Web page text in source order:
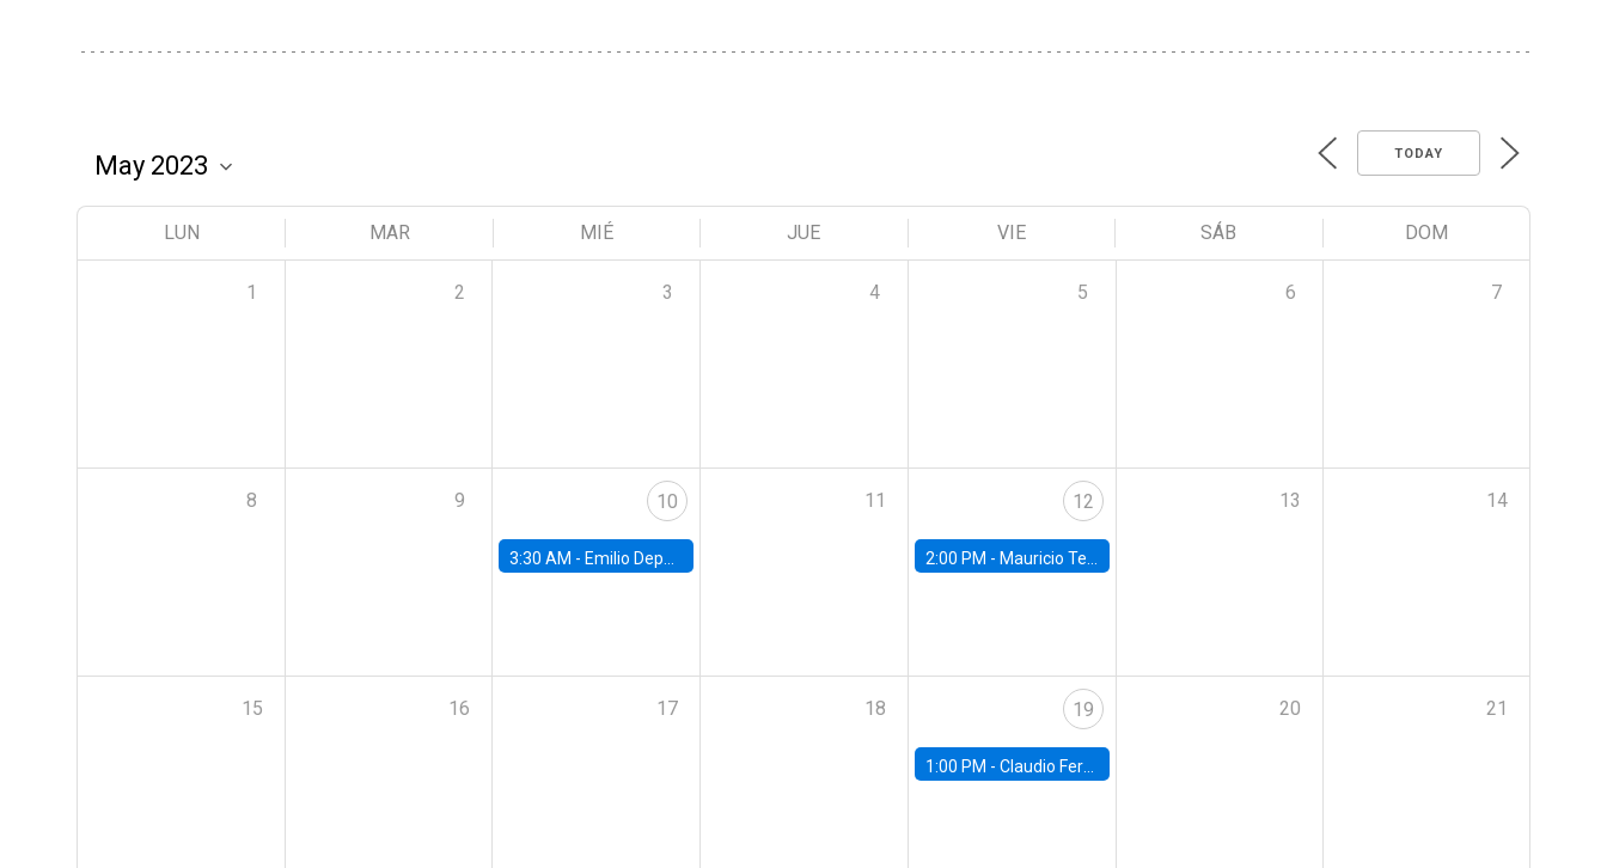
TODAY
LUN MAR MIÉ JUE VIE SÁB DOM
1 2 3 4 5 6 7
8 9 10
3:30 AM - Emilio Depetris-Chauvín, Universidad Católica
11 12
2:00 PM - Mauricio Tejada, UDP
13 14
15 16 17 18 19
1:00 PM - Claudio Ferraz, British Columbia
20 21